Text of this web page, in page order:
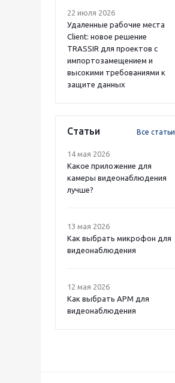
22 июля 2026
Удаленные рабочие места
Client: новое решение
TRASSIR для проектов с
импортозамещением и
высокими требованиями к
защите данных
Статьи Все статьи
14 мая 2026
Какое приложение для
камеры видеонаблюдения
лучше?
13 мая 2026
Как выбрать микрофон для
видеонаблюдения
12 мая 2026
Как выбрать APM для
видеонаблюдения